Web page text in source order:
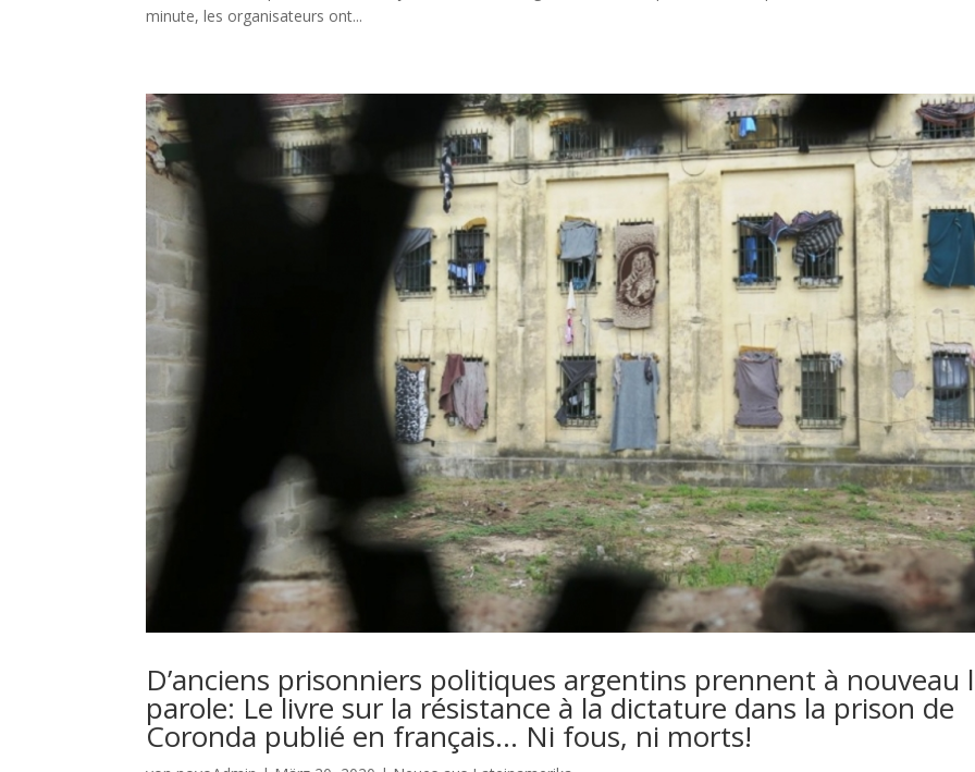
minute, les organisateurs ont...
D’anciens prisonniers politiques argentins prennent à nouveau
parole: Le livre sur la résistance à la dictature dans la prison de
Coronda publié en français… Ni fous, ni morts!